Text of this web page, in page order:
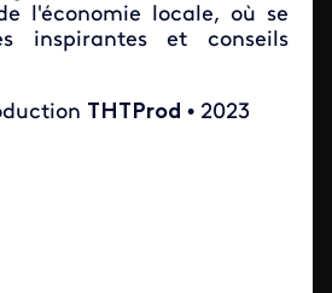
l'économie locale, où se
inspirantes et conseils
THTProd • 2023